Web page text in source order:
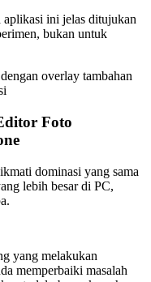
aplikasi ini jelas ditujukan
bukan untuk
overlay tambahan
Foto
dominasi yang sama
lebih besar di PC,
yang melakukan
memperbaiki masalah